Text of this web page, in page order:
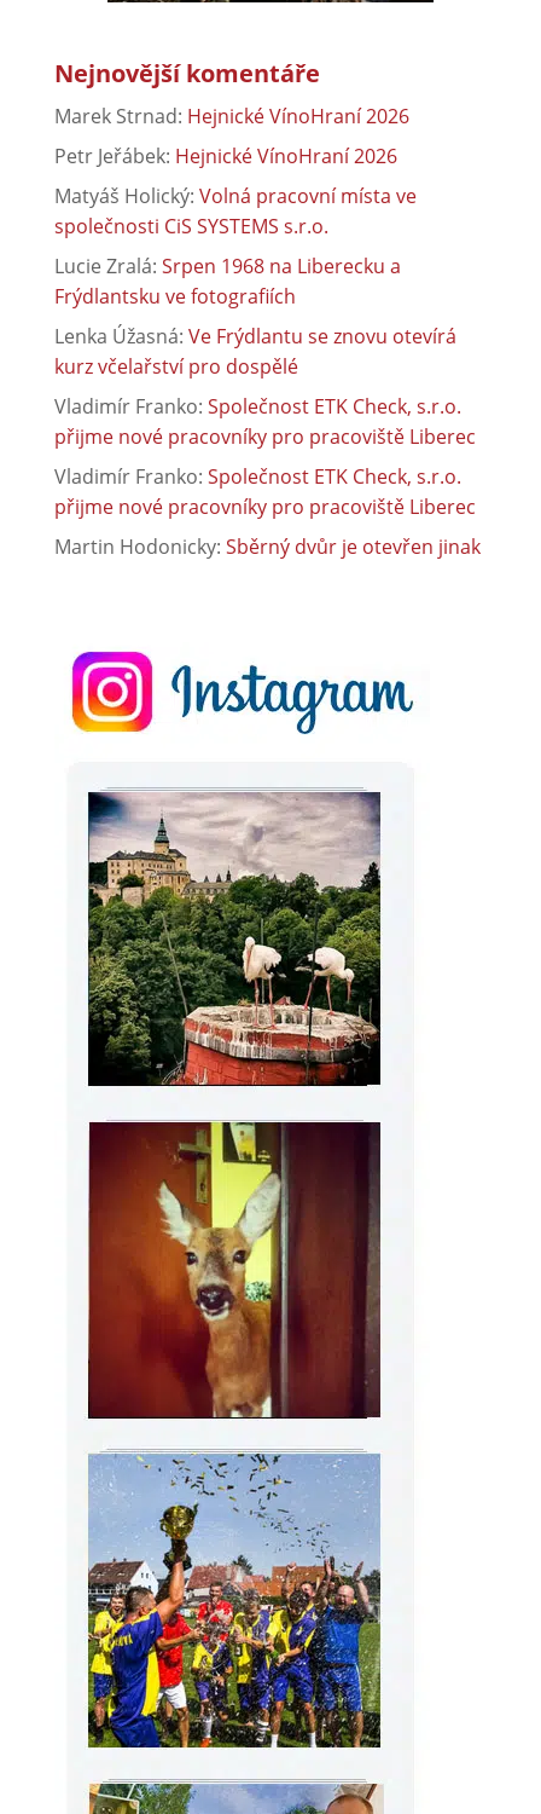
Nejnovější komentáře
Marek Strnad: Hejnické VínoHraní 2026
Petr Jeřábek: Hejnické VínoHraní 2026
Matyáš Holický: Volná pracovní místa ve
společnosti CiS SYSTEMS s.r.o.
Lucie Zralá: Srpen 1968 na Liberecku a
Frýdlantsku ve fotografiích
Lenka Úžasná: Ve Frýdlantu se znovu otevírá
kurz včelařství pro dospělé
Vladimír Franko: Společnost ETK Check, s.r.o.
přijme nové pracovníky pro pracoviště Liberec
Vladimír Franko: Společnost ETK Check, s.r.o.
přijme nové pracovníky pro pracoviště Liberec
Martin Hodonicky: Sběrný dvůr je otevřen jinak